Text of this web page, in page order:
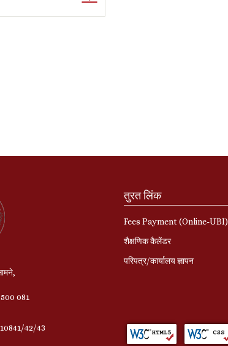
500 081
42/43
तुरत लिंक
Fees Payment (Online-UBI)
शैक्षणिक कैलेंडर
परिपत्र/कार्यालय ज्ञापन